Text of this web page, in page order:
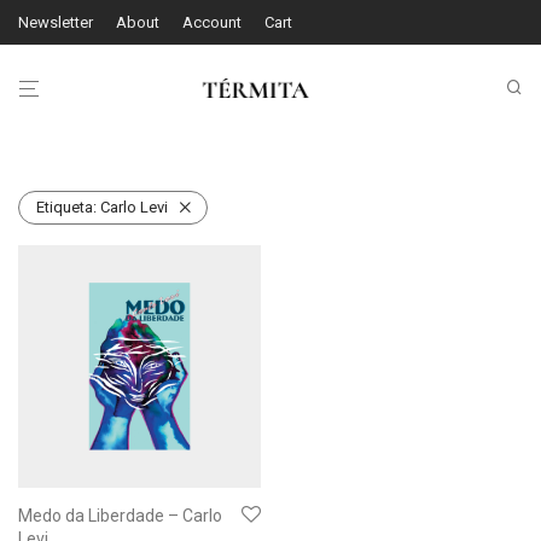
Newsletter About Account Cart
Etiqueta: Carlo Levi
Medo da Liberdade – Carlo